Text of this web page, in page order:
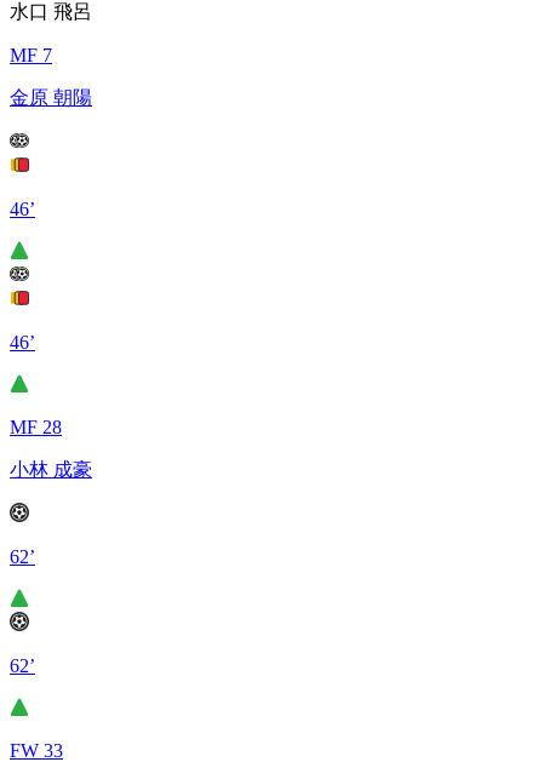
水口 飛呂
MF 7
金原 朝陽
46’
46’
MF 28
小林 成豪
62’
62’
FW 33